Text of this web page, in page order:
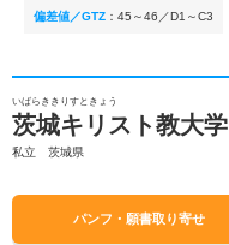
偏差値／GTZ ： 45～46／D1～C3
いばらききりすときょう
茨城キリスト教大学
私立 茨城県
パンフ・願書取り寄せ